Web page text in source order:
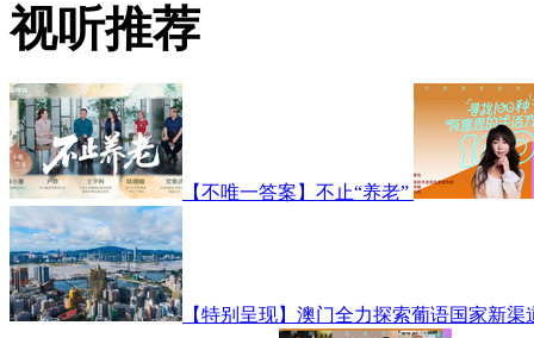
视听推荐
【不唯一答案】不止“养老”
【特别呈现】澳门全力探索葡语国家新